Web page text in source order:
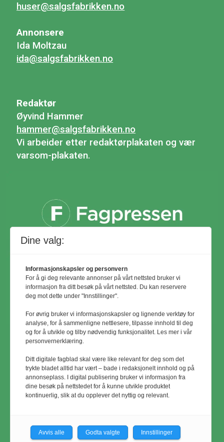
huser@salgsfabrikken.no
Annonsere
Ida Moltzau
ida@salgsfabrikken.no
Redaktør
Øyvind Hammer
hammer@salgsfabrikken.no
Vi arbeider etter redaktørplakaten og vær
varsom-plakaten.
© Utemiljø24 & Idrettsanlegg 2024
Materialet er vernet etter åndsverkloven.
Uten uttrykkelig samtykke er
eksemplarfremstilling bare tillatt når det er
Dine valg:
Informasjonskapsler og personvern
For å gi deg relevante annonser på vårt nettsted bruker vi
informasjon fra ditt besøk på vårt nettsted. Du kan reservere
deg mot dette under "Innstillinger".
For øvrig bruker vi informasjonskapsler og lignende verktøy for
analyse, for å sammenligne nettlesere, tilpasse innhold til deg
og for å utvikle og tilby nødvendig funksjonalitet. Les mer i vår
personvernerklæring.
Ditt digitale fagblad skal være like relevant for deg som det
trykte bladet alltid har vært – bade i redaksjonelt innhold og på
annonseplass. I digital publisering bruker vi informasjon fra
dine besøk på nettstedet for å kunne utvikle produktet
kontinuerlig, slik at du opplever det nyttig og relevant.
Avvis alle Godta valgte Innstillinger